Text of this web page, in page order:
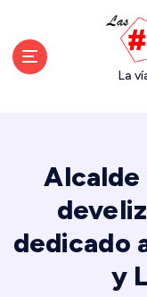
La
Alcalde
dedicado
y